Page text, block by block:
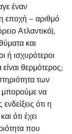
έναν
εποχή – αριθμό
Ατλαντικό),
και
ή ισχυρότεροι
θερμότερος;
των
μπορούμε να
ότι η
ότι έχει
που